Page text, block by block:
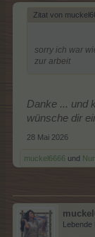
Zitat von
sorry ich war
zur arbeit
Danke ... und
wünsche dir
28 Mai 2026
muckel6666 und
Lebende